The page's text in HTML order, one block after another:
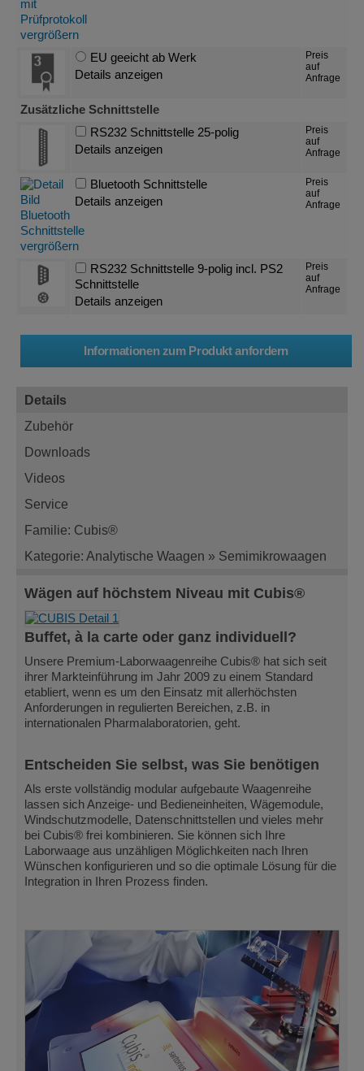
EU geeicht ab Werk
Details anzeigen
Preis
auf
Anfrage
Zusätzliche Schnittstelle
RS232 Schnittstelle 25-polig
Details anzeigen
Preis
auf
Anfrage
Bluetooth Schnittstelle
Details anzeigen
Preis
auf
Anfrage
RS232 Schnittstelle 9-polig incl. PS2
Schnittstelle
Details anzeigen
Preis
auf
Anfrage
Details
Zubehör
Downloads
Videos
Service
Familie: Cubis®
Kategorie: Analytische Waagen » Semimikrowaagen
Wägen auf höchstem Niveau mit Cubis®
Buffet, à la carte oder ganz individuell?
Unsere Premium-Laborwaagenreihe Cubis® hat sich seit
ihrer Markteinführung im Jahr 2009 zu einem Standard
etabliert, wenn es um den Einsatz mit allerhöchsten
Anforderungen in regulierten Bereichen, z.B. in
internationalen Pharmalaboratorien, geht.
Entscheiden Sie selbst, was Sie benötigen
Als erste vollständig modular aufgebaute Waagenreihe
lassen sich Anzeige- und Bedieneinheiten, Wägemodule,
Windschutzmodelle, Datenschnittstellen und vieles mehr
bei Cubis® frei kombinieren. Sie können sich Ihre
Laborwaage aus unzähligen Möglichkeiten nach Ihren
Wünschen konfigurieren und so die optimale Lösung für die
Integration in Ihren Prozess finden.